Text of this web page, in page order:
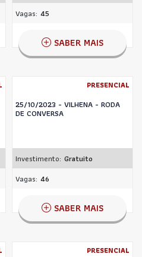
Vagas: 45
SABER MAIS
PRESENCIAL
25/10/2023 - VILHENA - RODA
DE CONVERSA
Investimento: Gratuito
Vagas: 46
SABER MAIS
PRESENCIAL